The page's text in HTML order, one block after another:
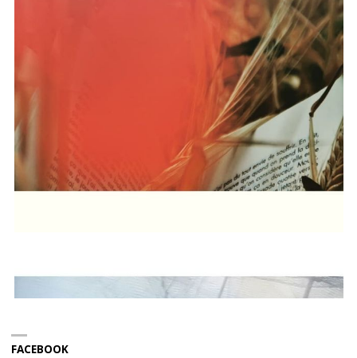
FACEBOOK